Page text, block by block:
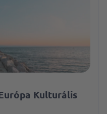
Kulturális